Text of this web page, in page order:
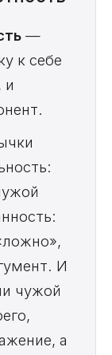
—
к себе
и
И
чужой
а